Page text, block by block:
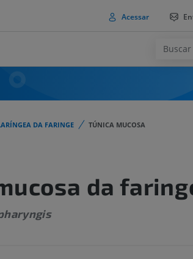
Acessar
DA FARINGE TÚNICA MUCOSA
da